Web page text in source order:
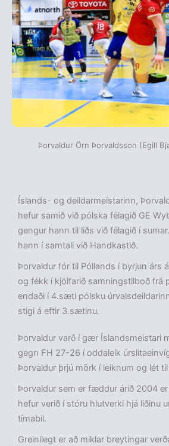
Þorvaldur Örn Þorvaldsson (Egill
Íslands- og deildarmeistarinn,
hefur samið við pólska félagið GE
gengur hann til liðs við félagið í
hann í samtali við Handkastið.
Þorvaldur fór til Póllands í byrjun árs
og fékk í kjölfarið samningstilboð frá
endaði í 4.sæti pólsku
stigi á eftir 3.sætinu.
Þorvaldur varð í gær Íslandsmeistari
gegn FH 27-26 í oddaleik
Þorvaldur þrjú mörk í leiknum og lét
Þorvaldur sem er fæddur árið 2004
hefur verið í stóru hlutverki hjá liðinu
tímabil.
Greinilegt er að miklar breytingar